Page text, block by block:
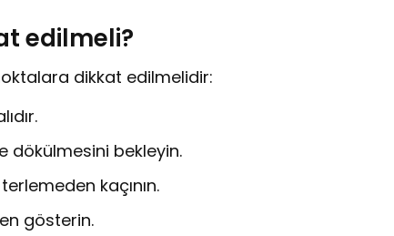
edilmeli?
dikkat edilmelidir:
dökülmesini bekleyin.
kaçının.
gösterin.